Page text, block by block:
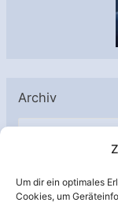
Um dir ein optimales
Cookies, um
Archiv
A
h